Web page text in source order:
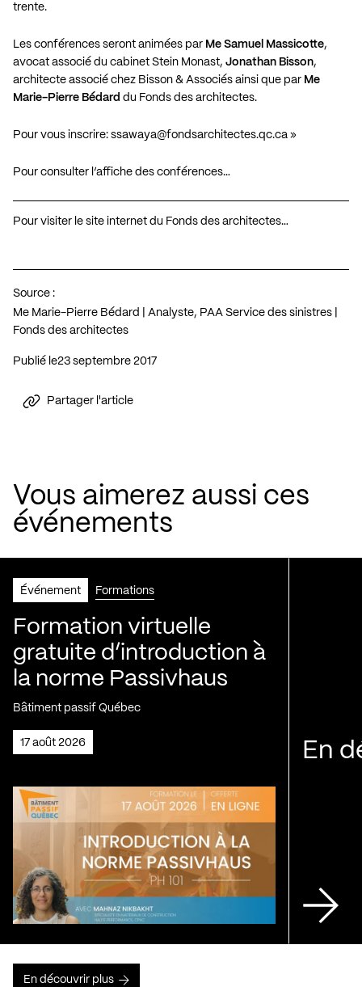
trente.
Les conférences seront animées par Me Samuel Massicotte,
avocat associé du cabinet Stein Monast, Jonathan Bisson,
architecte associé chez Bisson & Associés ainsi que par Me
Marie-Pierre Bédard du Fonds des architectes.
Pour vous inscrire: ssawaya@fondsarchitectes.qc.ca »
Pour consulter l’affiche des conférences…
Pour visiter le site internet du Fonds des architectes…
Source :
Me Marie-Pierre Bédard | Analyste, PAA Service des sinistres |
Fonds des architectes
Publié le 23 septembre 2017
Partager l'article
Vous aimerez aussi ces
événements
Événement Formations
Formation virtuelle
gratuite d’introduction à
la norme Passivhaus
Bâtiment passif Québec
17 août 2026 En
En découvrir plus